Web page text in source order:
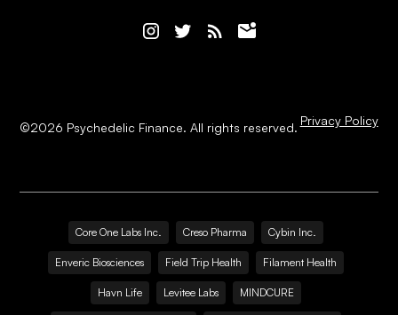
©2026 Psychedelic Finance. All rights reserved. Privacy Policy
Core One Labs Inc. Creso Pharma Cybin Inc.
Enveric Biosciences Field Trip Health Filament Health
Havn Life Levitee Labs MINDCURE